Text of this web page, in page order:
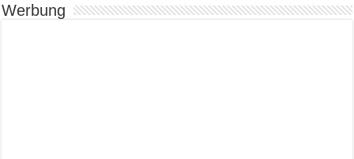
Werbung